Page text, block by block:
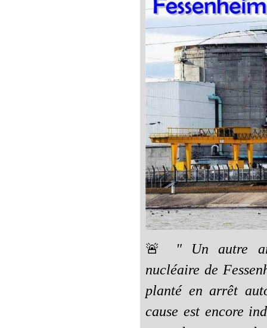
🚨
" Un autre
nucléaire de
planté en arrêt
cause est encore